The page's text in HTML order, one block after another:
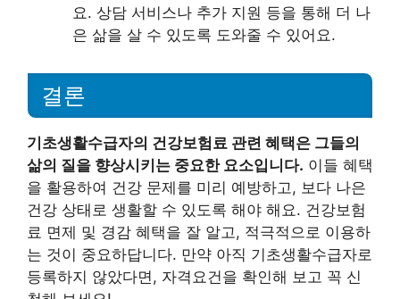
요. 상담 서비스나 추가 지원 등을 통해 더 나
은 삶을 살 수 있도록 도와줄 수 있어요.
결론
기초생활수급자의 건강보험료 관련 혜택은 그들의
삶의 질을 향상시키는 중요한 요소입니다. 이들 혜택
을 활용하여 건강 문제를 미리 예방하고, 보다 나은
건강 상태로 생활할 수 있도록 해야 해요. 건강보험
료 면제 및 경감 혜택을 잘 알고, 적극적으로 이용하
는 것이 중요하답니다. 만약 아직 기초생활수급자로
등록하지 않았다면, 자격요건을 확인해 보고 꼭 신